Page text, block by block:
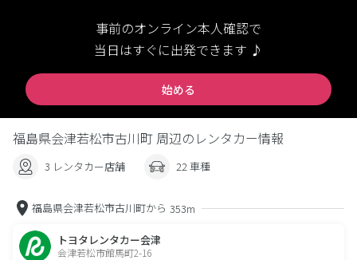
事前のオンライン本人確認で
当日はすぐに出発できます ♪
始める
福島県会津若松市古川町 周辺のレンタカー情報
3 レンタカー店舗 22 車種
福島県会津若松市古川町から 353m
トヨタレンタカー会津
会津若松市館馬町2-16